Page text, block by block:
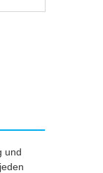
und